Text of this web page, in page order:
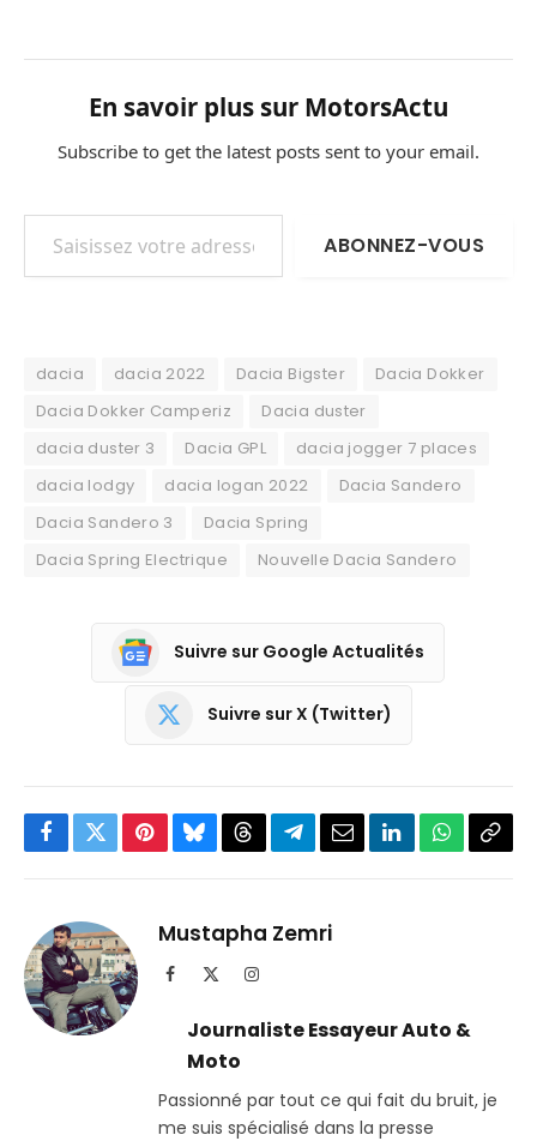
En savoir plus sur MotorsActu
Subscribe to get the latest posts sent to your email.
Saisissez votre adresse e-mail…
ABONNEZ-VOUS
dacia dacia 2022 Dacia Bigster
Dacia Dokker
Dacia Dokker Camperiz
Dacia duster
dacia duster 3
Dacia GPL
dacia jogger 7 places
dacia lodgy
dacia logan 2022
Dacia Sandero
Dacia Sandero 3
Dacia Spring
Dacia Spring Electrique
Nouvelle Dacia Sandero
Suivre sur Google Actualités
Suivre sur X (Twitter)
Facebook
TwitterPinterestBlueskyThreadsPartager
Telegram
EmailLinkedInWhatsApp
Mustapha Zemri
Facebook Instagram
Journaliste Essayeur Auto &
Moto
Passionné par tout ce qui fait du bruit, je
me suis spécialisé dans la presse